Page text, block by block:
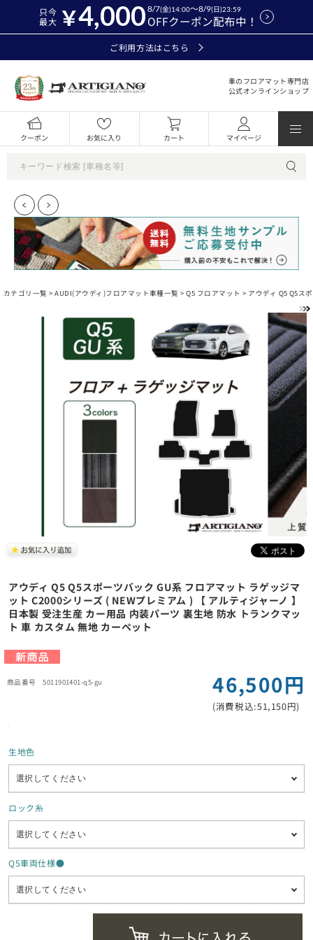
只今
最大
4,000OFFクーポン配布中！
8/7(金)14:00～8/9(日)23:59
ご利用方法はこちら
車のフロアマット専門店
公式オンラインショップ
クーポン お気に入り カート マイページ
カテゴリ一覧 >AUDI(アウディ)フロアマット車種一覧 >Q5 フロアマット > アウディ Q5 Q5ス
アウディ Q5 Q5スポーツバック GU系 フロアマット ラゲッジマ
ット C2000シリーズ ( NEWプレミアム ) 【 アルティジャーノ 】
日本製 受注生産 カー用品 内装パーツ 裏生地 防水 トランクマッ
ト 車 カスタム 無地 カーペット
5011901401-q5-gu 46,500円
(消費税込:51,150円)
生地色
ロック糸
Q5車両仕様●